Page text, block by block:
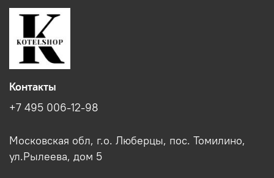
Контакты
+7 495 006-12-98
Московская обл, г.о. Люберцы, пос. Томилино,
ул.Рылеева, дом 5